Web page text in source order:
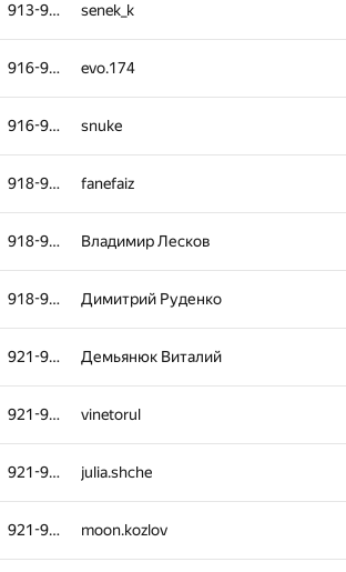
913-915 senek_k
916-917 evo.174
916-917 snuke
918-920 fanefaiz
918-920 Владимир Лесков
918-920 Димитрий Руденко
921-925 Демьянюк Виталий
921-925 vinetorul
921-925 julia.shche
921-925 moon.kozlov